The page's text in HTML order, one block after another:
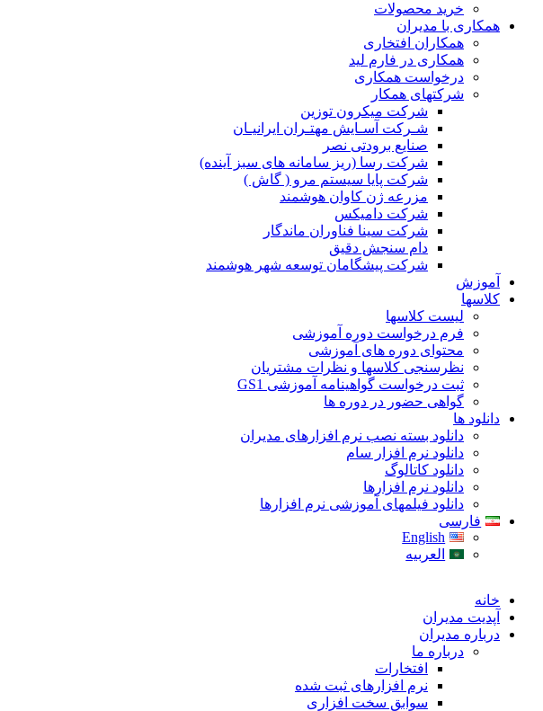
خرید محصولات
همکاری با مدیران
همکاران افتخاری
همکاری در فارم لید
درخواست همکاری
شرکتهای همکار
شرکت میکرون توزین
شـرکت آسـایش مهتـران ایرانیـان
صنایع برودتی نصر
شرکت رسا (ریز سامانه های سبز آینده)
شرکت پایا سیستم مرو ( گاش )
مزرعه ژن کاوان هوشمند
شرکت دامیکس
شرکت سینا فناوران ماندگار
دام سنجش دقیق
شرکت پیشگامان توسعه شهر هوشمند
آموزش
کلاسها
لیست کلاسها
فرم درخواست دوره آموزشی
محتوای دوره های آموزشی
نظرسنجی کلاسها و نظرات مشتریان
ثبت درخواست گواهینامه آموزشی GS1
گواهی حضور در دوره ها
دانلود ها
دانلود بسته نصب نرم افزارهای مدیران
دانلود نرم افزار سام
دانلود کاتالوگ
دانلود نرم افزارها
دانلود فیلمهای آموزشی نرم افزارها
فارسی
English
العربیه
خانه
آپدیت مدیران
درباره مدیران
درباره ما
افتخارات
نرم افزارهای ثبت شده
سوابق سخت افزاری